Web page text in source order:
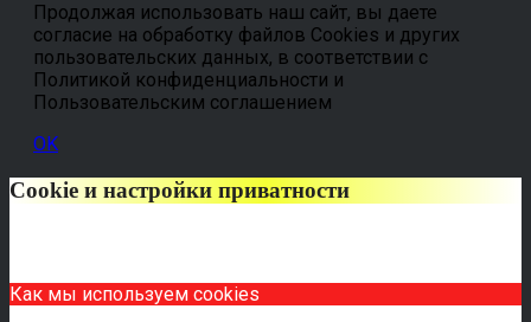
Продолжая использовать наш сайт, вы даете
согласие на обработку файлов Cookies и других
пользовательских данных, в соответствии с
Политикой конфиденциальности и
Пользовательским соглашением
OK
Cookie и настройки приватности
Как мы используем cookies